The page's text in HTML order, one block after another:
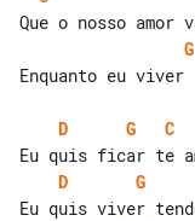
G
Enquanto eu viver
D G
C
D
G